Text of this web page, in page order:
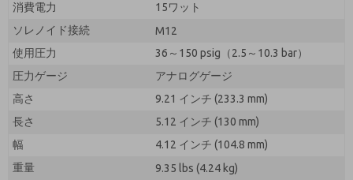
消費電力
15ワット
ソレノイド接続
M12
使用圧力
36～150 psig（2.5～10.3 bar）
圧力ゲージ
アナログゲージ
高さ
9.21 インチ (233.3 mm)
長さ
5.12 インチ (130 mm)
幅
4.12 インチ (104.8 mm)
重量
9.35 lbs (4.24 kg)